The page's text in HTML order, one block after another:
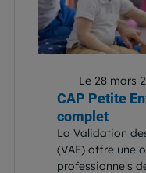
Le 28 mars
CAP Petite
complet
La Validation
(VAE) offre une
professionnels